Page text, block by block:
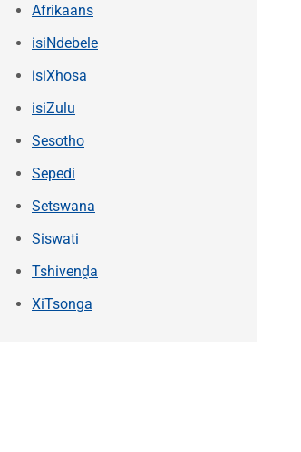
Afrikaans
isiNdebele
isiXhosa
isiZulu
Sesotho
Sepedi
Setswana
Siswati
Tshivenḓa
XiTsonga